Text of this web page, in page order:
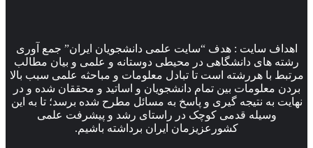
اهداف سایت : هدف “سایت علمی دانشجویان ایران” جمع آوری
رشته های دانشگاهی در محیطی دوستانه و علمی و بیان مطالب
مرتبط با هررشته است تا تبادل معلومات و مباحثه علمی سبب بالا
بردن معلومات بین تمام دانشجویان و اساتید و محققان شده و در
نهایت به نتیجه گیری و پاسخ به مسائل مطرح شده برسد؛ تا به این
وسیله قدمی کوچک در راستای رشد و پیشرفت علمی
کشورعزیزمان ایران برداشته باشیم.